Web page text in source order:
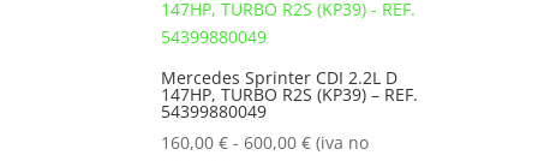
Mercedes Sprinter CDI 2.2L D
147HP, TURBO R2S (KP39) – REF.
54399880049
160,00€ - 600,00€Rango
(iva no